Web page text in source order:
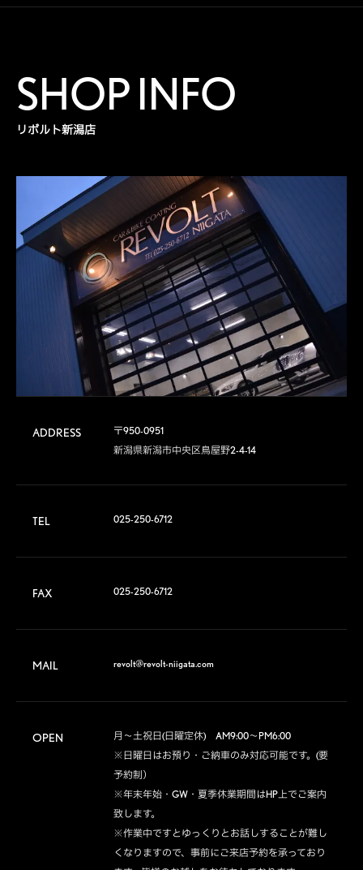
SHOP INFO
リボルト新潟店
ADDRESS
〒950-0951
新潟県新潟市中央区鳥屋野2-4-14
TEL 025-250-6712
FAX 025-250-6712
MAIL revolt@revolt-niigata.com
OPEN
月～土祝日(日曜定休)　AM9:00～PM6:00
※日曜日はお預り・ご納車のみ対応可能です。(要
予約制）
※年末年始・GW・夏季休業期間はHP上でご案内
致します。
※作業中ですとゆっくりとお話しすることが難し
くなりますので、事前にご来店予約を承っており